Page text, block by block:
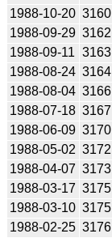
1988-10-20 3160
1988-09-29 3162
1988-09-11 3163
1988-08-24 3164
1988-08-04 3166
1988-07-18 3167
1988-06-09 3170
1988-05-02 3172
1988-04-07 3173
1988-03-17 3175
1988-03-10 3175
1988-02-25 3176